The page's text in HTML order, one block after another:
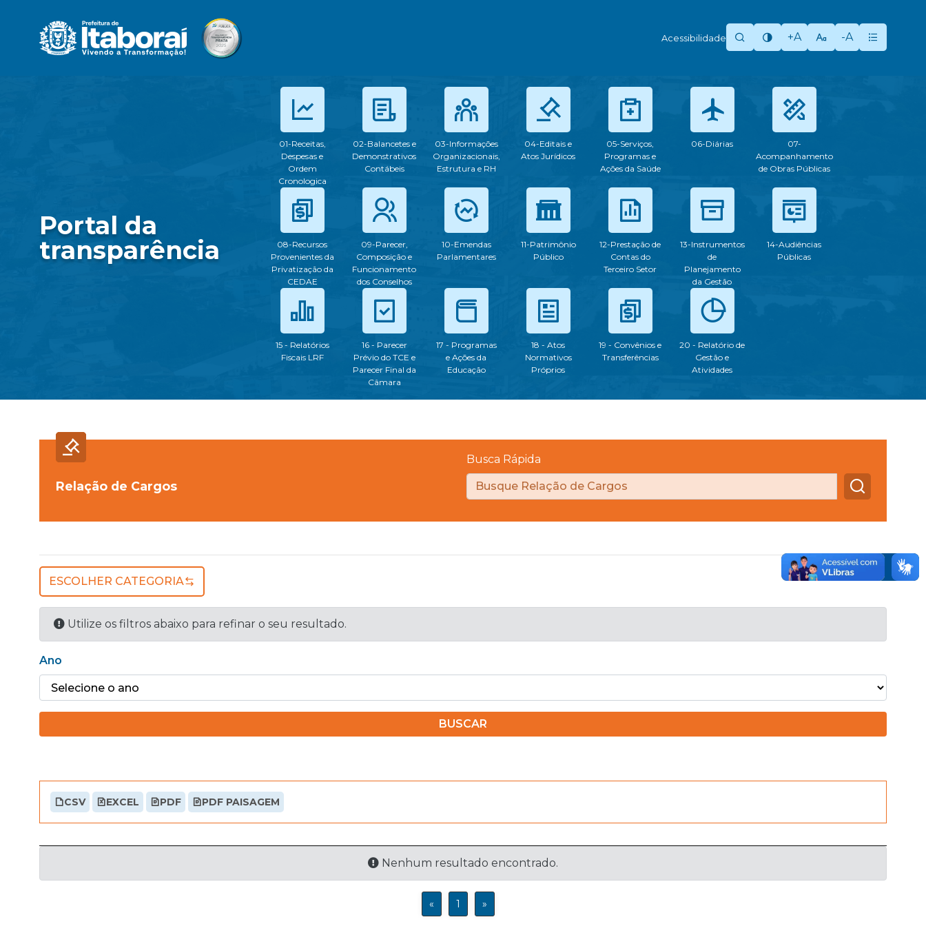
Acessibilidade +A -A
Portal da
transparência
01-Receitas,
Despesas e
Ordem
Cronologica
02-Balancetes e
Demonstrativos
Contábeis
03-Informações
Organizacionais,
Estrutura e RH
04-Editais e
Atos Jurídicos
05-Serviços,
Programas e
Ações da Saúde
06-Diárias
07-
Acompanhamento
de Obras Públicas
08-Recursos
Provenientes da
Privatização da
CEDAE
09-Parecer,
Composição e
Funcionamento
dos Conselhos
10-Emendas
Parlamentares
11-Patrimônio
Público
12-Prestação de
Contas do
Terceiro Setor
13-Instrumentos
de
Planejamento
da Gestão
14-Audiências
Públicas
15 - Relatórios
Fiscais LRF
16 - Parecer
Prévio do TCE e
Parecer Final da
Câmara
17 - Programas
e Ações da
Educação
18 - Atos
Normativos
Próprios
19 - Convênios e
Transferências
20 - Relatório de
Gestão e
Atividades
Relação de Cargos
Busca Rápida
ESCOLHER CATEGORIA
Utilize os filtros abaixo para refinar o seu resultado.
Ano
BUSCAR
CSV EXCEL PDF PDF PAISAGEM
Nenhum resultado encontrado.
« 1 »